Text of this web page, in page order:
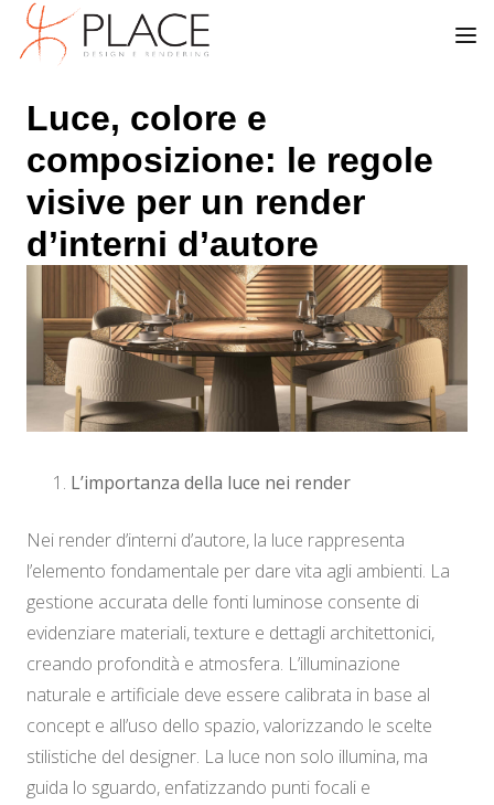
Luce, colore e
composizione: le regole
visive per un render
d’interni d’autore
L’importanza della luce nei render
Nei render d’interni d’autore, la luce rappresenta
l’elemento fondamentale per dare vita agli ambienti. La
gestione accurata delle fonti luminose consente di
evidenziare materiali, texture e dettagli architettonici,
creando profondità e atmosfera. L’illuminazione
naturale e artificiale deve essere calibrata in base al
concept e all’uso dello spazio, valorizzando le scelte
stilistiche del designer. La luce non solo illumina, ma
guida lo sguardo, enfatizzando punti focali e